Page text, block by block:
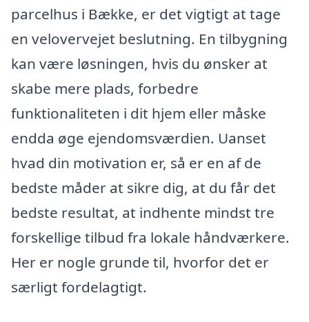
parcelhus i Bække, er det vigtigt at tage
en velovervejet beslutning. En tilbygning
kan være løsningen, hvis du ønsker at
skabe mere plads, forbedre
funktionaliteten i dit hjem eller måske
endda øge ejendomsværdien. Uanset
hvad din motivation er, så er en af de
bedste måder at sikre dig, at du får det
bedste resultat, at indhente mindst tre
forskellige tilbud fra lokale håndværkere.
Her er nogle grunde til, hvorfor det er
særligt fordelagtigt.